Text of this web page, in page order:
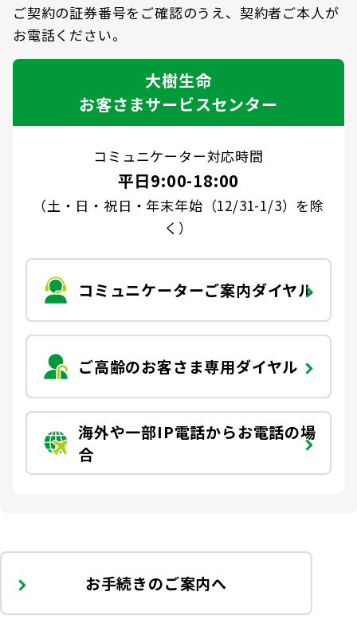
ご契約の証券番号をご確認のうえ、契約者ご本人が
お電話ください。
大樹生命
お客さまサービスセンター
コミュニケーター対応時間
平日9:00-18:00
（土・日・祝日・年末年始（12/31-1/3）を除
く）
コミュニケーターご案内ダイヤル
ご高齢のお客さま専用ダイヤル
海外や一部IP電話からお電話の場
合
お手続きのご案内へ